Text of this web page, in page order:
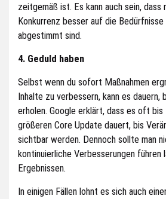
zeitgemäß ist. Es kann auch sein, dass
Konkurrenz besser auf die
abgestimmt sind.
4. Geduld haben
Selbst wenn du sofort Maßnahmen
Inhalte zu verbessern, kann es dauern,
erholen. Google erklärt, dass es oft bis
größeren Core Update dauert, bis
sichtbar werden. Dennoch sollte man
kontinuierliche Verbesserungen
Ergebnissen.
In einigen Fällen lohnt es sich auch